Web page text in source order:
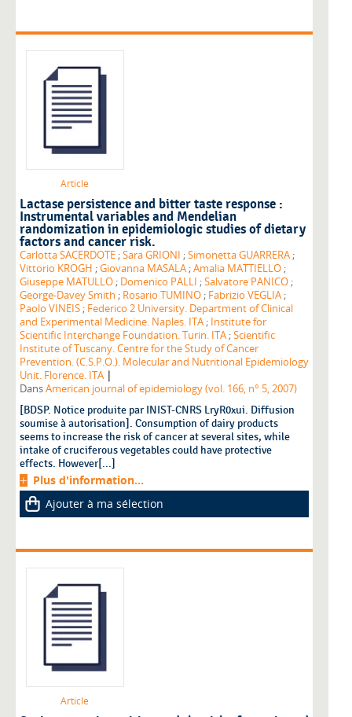
Article
Lactase persistence and bitter taste response :
Instrumental variables and Mendelian
randomization in epidemiologic studies of dietary
factors and cancer risk.
Carlotta SACERDOTE ;Sara GRIONI ;Simonetta GUARRERA ;
Vittorio KROGH ;Giovanna MASALA ;Amalia MATTIELLO ;
Giuseppe MATULLO ; Domenico PALLI ;Salvatore PANICO ;
George-Davey Smith ; Rosario TUMINO ; Fabrizio VEGLIA ;
Paolo VINEIS ; Federico 2 University. Department of Clinical
and Experimental Medicine. Naples. ITA ; Institute for
Scientific Interchange Foundation. Turin. ITA ;Scientific
Institute of Tuscany. Centre for the Study of Cancer
Prevention. (C.S.P.O.). Molecular and Nutritional Epidemiology
Unit. Florence. ITA |
DansAmerican journal of epidemiology (vol. 166, n° 5, 2007)
[BDSP. Notice produite par INIST-CNRS LryR0xui. Diffusion
soumise à autorisation]. Consumption of dairy products
seems to increase the risk of cancer at several sites, while
intake of cruciferous vegetables could have protective
effects. However[...]
Plus d'information...
Ajouter à ma sélection
Article